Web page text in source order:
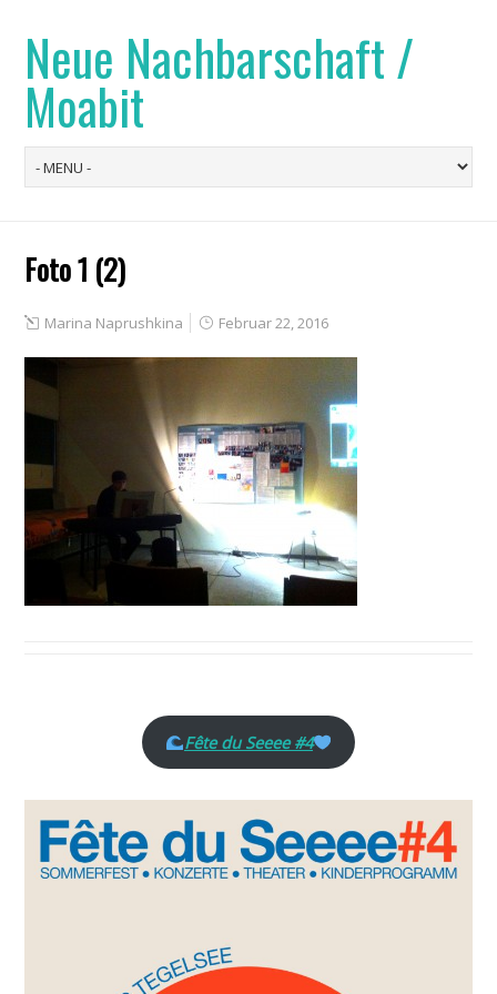
Neue Nachbarschaft /
Moabit
Foto 1 (2)
Marina Naprushkina Februar 22, 2016
Fête du Seeee #4